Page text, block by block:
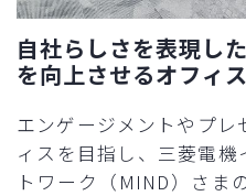
自社らしさを表現し
を向上させるオフィス
エンゲージメントやプレ
ィスを目指し、三菱電機
トワーク（MIND）さま